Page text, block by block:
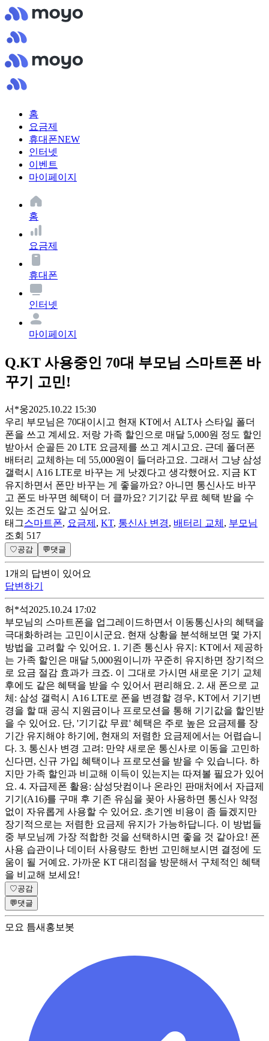
홈
요금제
휴대폰NEW
인터넷
이벤트
마이페이지
홈
요금제
휴대폰
인터넷
마이페이지
Q.KT 사용중인 70대 부모님 스마트폰 바
꾸기 고민!
서*웅2025.10.22 15:30
우리 부모님은 70대이시고 현재 KT에서 ALT사 스타일 폴더
폰을 쓰고 계세요. 저랑 가족 할인으로 매달 5,000원 정도 할인
받아서 순골든 20 LTE 요금제를 쓰고 계시고요. 근데 폴더폰
배터리 교체하는 데 55,000원이 들더라고요. 그래서 그냥 삼성
갤럭시 A16 LTE로 바꾸는 게 낫겠다고 생각했어요. 지금 KT
유지하면서 폰만 바꾸는 게 좋을까요? 아니면 통신사도 바꾸
고 폰도 바꾸면 혜택이 더 클까요? 기기값 무료 혜택 받을 수
있는 조건도 알고 싶어요.
태그스마트폰, 요금제 , KT, 통신사 변경, 배터리 교체 , 부모님
조회 517
♡공감 💬댓글
1개 의 답변이 있어요
답변하기
허*석2025.10.24 17:02
부모님의 스마트폰을 업그레이드하면서 이동통신사의 혜택을
극대화하려는 고민이시군요. 현재 상황을 분석해보면 몇 가지
방법을 고려할 수 있어요. 1. 기존 통신사 유지: KT에서 제공하
는 가족 할인은 매달 5,000원이니까 꾸준히 유지하면 장기적으
로 요금 절감 효과가 크죠. 이 그대로 가시면 새로운 기기 교체
후에도 같은 혜택을 받을 수 있어서 편리해요. 2. 새 폰으로 교
체: 삼성 갤럭시 A16 LTE로 폰을 변경할 경우, KT에서 기기변
경을 할 때 공식 지원금이나 프로모션을 통해 기기값을 할인받
을 수 있어요. 단, '기기값 무료' 혜택은 주로 높은 요금제를 장
기간 유지해야 하기에, 현재의 저렴한 요금제에서는 어렵습니
다. 3. 통신사 변경 고려: 만약 새로운 통신사로 이동을 고민하
신다면, 신규 가입 혜택이나 프로모션을 받을 수 있습니다. 하
지만 가족 할인과 비교해 이득이 있는지는 따져볼 필요가 있어
요. 4. 자급제폰 활용: 삼성닷컴이나 온라인 판매처에서 자급제
기기(A16)를 구매 후 기존 유심을 꽂아 사용하면 통신사 약정
없이 자유롭게 사용할 수 있어요. 초기엔 비용이 좀 들겠지만
장기적으로는 저렴한 요금제 유지가 가능하답니다. 이 방법들
중 부모님께 가장 적합한 것을 선택하시면 좋을 것 같아요! 폰
사용 습관이나 데이터 사용량도 한번 고민해보시면 결정에 도
움이 될 거예요. 가까운 KT 대리점을 방문해서 구체적인 혜택
을 비교해 보세요!
♡공감
💬댓글
모요 틈새홍보봇